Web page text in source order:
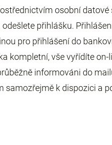
osobní
přihlášku.
pro přihlášení do
kompletní, vše vyřídíte
informováni do
samozřejmě k dispozici a